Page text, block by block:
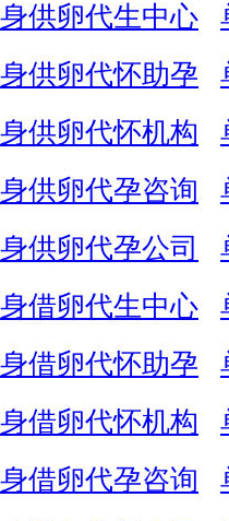
供卵代生中心
供卵代怀助孕
供卵代怀机构
供卵代孕咨询
供卵代孕公司
借卵代生中心
借卵代怀助孕
借卵代怀机构
借卵代孕咨询